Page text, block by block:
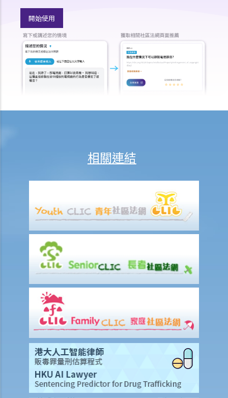
法律援助
法律援助輔助計劃
香港律師會大埔火災緊急免費法律諮詢熱線
切勿尋求索償代理協助處理申索
逝者家屬
我的家人在意外中身亡。我可否代表死者展開人身傷亡訴訟？在控告犯
怎樣才算是因工及在僱用期間遭遇意外（簡稱工傷意外）？
我的配偶在工作時因意外而死亡，我或我的家人可獲哪些賠償？
我在工作時因遇到意外而受傷及導致傷殘，我或我的家人可獲哪些賠
除上述的賠償外，我可否就工傷而獲得其他賠償（例如醫藥費）？
工傷或有關意外之報告
僱員可否向勞工處報告與工作有關的意外？
其他有關工傷的事項
如何安排支付工傷賠償？
若然我不能與僱主和平地解決工傷賠償問題，將案件呈交法院的時限是
開始使用
相關連結